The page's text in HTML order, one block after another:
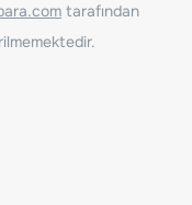
tarafından